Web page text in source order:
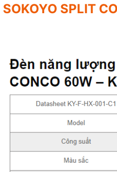
SOKOYO SPLIT